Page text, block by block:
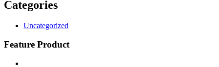
Categories
Uncategorized
Feature Product